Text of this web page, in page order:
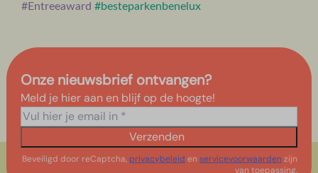
#Entreeaward #besteparkenbenelux
Onze nieuwsbrief ontvangen?
Meld je hier aan en blijf op de hoogte!
Verzenden
Beveiligd door reCaptcha, privacybeleid enservicevoorwaarden zijn
van toepassing.